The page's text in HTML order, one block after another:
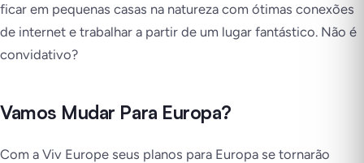
ficar em pequenas casas na natureza com ótimas conexões
de internet e trabalhar a partir de um lugar fantástico. Não é
convidativo?
Vamos Mudar Para Europa?
Com a Viv Europe seus planos para Europa se tornarão